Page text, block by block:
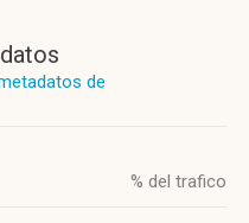
de
% del trafico